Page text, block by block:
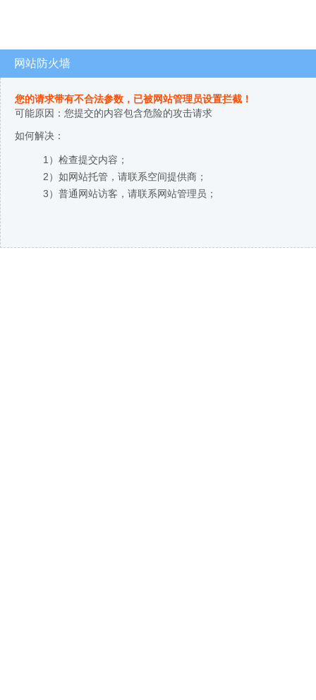
网站防火墙
您的请求带有不合法参数，已被网站管理员设置拦截！
可能原因：您提交的内容包含危险的攻击请求
如何解决：
1）检查提交内容；
2）如网站托管，请联系空间提供商；
3）普通网站访客，请联系网站管理员；